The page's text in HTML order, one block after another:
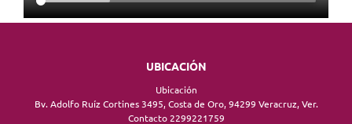
UBICACIÓN
Ubicación
Bv. Adolfo Ruíz Cortines 3495, Costa de Oro, 94299 Veracruz, Ver.
Contacto 2299221759